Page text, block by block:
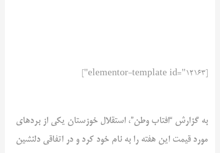
به گزارش “افتاب وطن”، استقلال خوزستان یکی از بردهای
مورد قیمت این هفته را به نام خود کرد و در اتفاقی دلنشین